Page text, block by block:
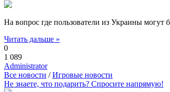
На вопрос где пользователи из Украины могут
Читать дальше »
0
1 089
Administrator
Все новости /Игровые новости
Не знаете, что подарить? Спросите напрямую!